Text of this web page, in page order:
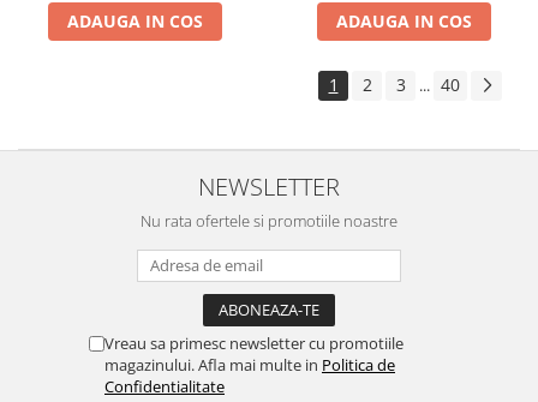
ADAUGA IN COS ADAUGA IN COS
1 2 3 ... 40
NEWSLETTER
Nu rata ofertele si promotiile noastre
Vreau sa primesc newsletter cu promotiile
magazinului. Afla mai multe in Politica de
Confidentialitate